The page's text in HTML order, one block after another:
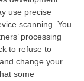
use precise
scanning. You
processing
to refuse to
change your
some
Guccini
italiani. Il
tosco…